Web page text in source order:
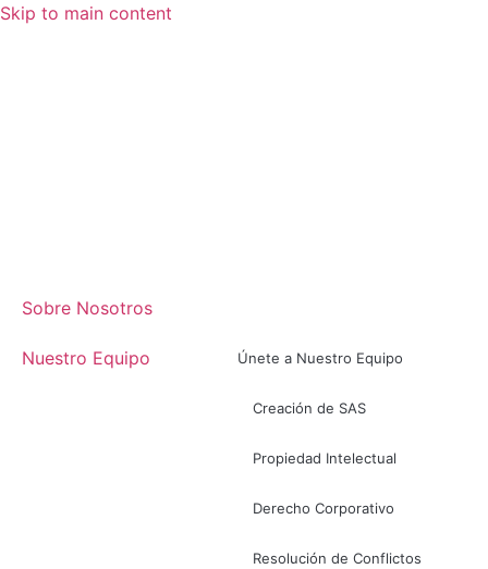
Skip to main content
Sobre Nosotros
Nuestro Equipo Únete a Nuestro Equipo
Creación de SAS
Propiedad Intelectual
Derecho Corporativo
Resolución de Conflictos